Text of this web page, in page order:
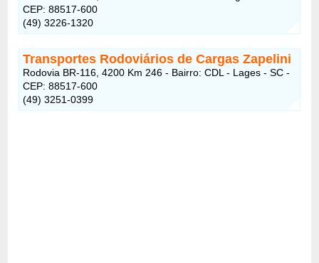
CEP: 88517-600
(49) 3226-1320
Transportes Rodoviários de Cargas Zapelini
Rodovia BR-116, 4200 Km 246 - Bairro: CDL - Lages - SC -
CEP: 88517-600
(49) 3251-0399